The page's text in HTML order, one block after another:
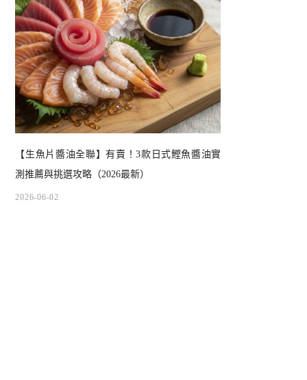
【生魚片醬油全聯】有賣！3款日式鰹魚醬油實
測推薦與挑選攻略（2026最新）
2026-06-02